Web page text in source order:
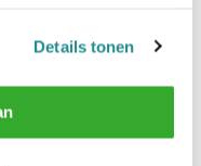
Details tonen